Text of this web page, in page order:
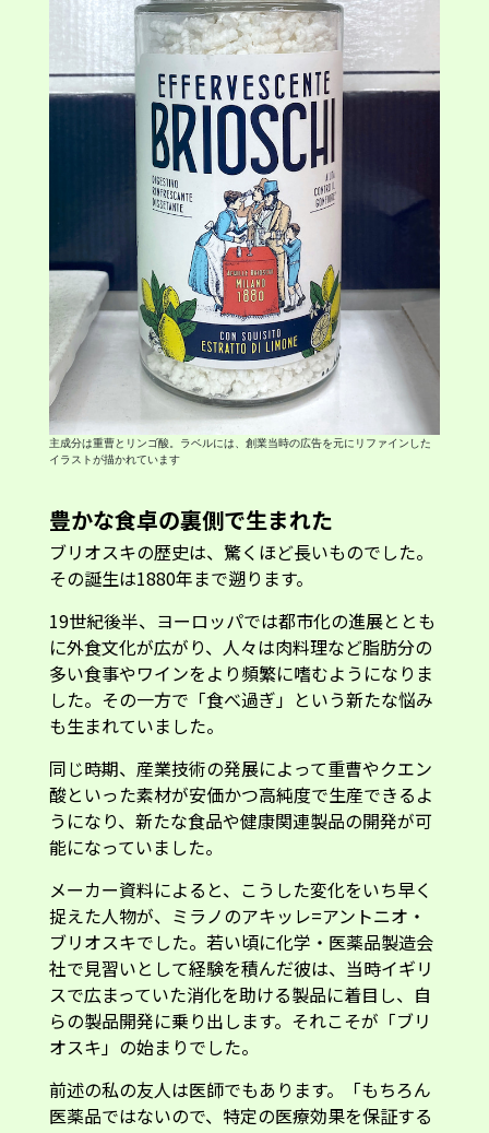
主成分は重曹とリンゴ酸。ラベルには、創業当時の広告を元にリファインした
イラストが描かれています
豊かな食卓の裏側で生まれた
ブリオスキの歴史は、驚くほど長いものでした。
その誕生は1880年まで遡ります。
19世紀後半、ヨーロッパでは都市化の進展ととも
に外食文化が広がり、人々は肉料理など脂肪分の
多い食事やワインをより頻繁に嗜むようになりま
した。その一方で「食べ過ぎ」という新たな悩み
も生まれていました。
同じ時期、産業技術の発展によって重曹やクエン
酸といった素材が安価かつ高純度で生産できるよ
うになり、新たな食品や健康関連製品の開発が可
能になっていました。
メーカー資料によると、こうした変化をいち早く
捉えた人物が、ミラノのアキッレ=アントニオ・
ブリオスキでした。若い頃に化学・医薬品製造会
社で見習いとして経験を積んだ彼は、当時イギリ
スで広まっていた消化を助ける製品に着目し、自
らの製品開発に乗り出します。それこそが「ブリ
オスキ」の始まりでした。
前述の私の友人は医師でもあります。「もちろん
医薬品ではないので、特定の医療効果を保証する